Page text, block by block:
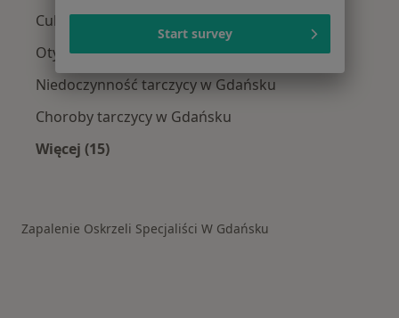
Cukrzyca w Gdańsku
Otyłość w Gdańsku
Niedoczynność tarczycy w Gdańsku
Choroby tarczycy w Gdańsku
Więcej (15)
Zapalenie Oskrzeli Specjaliści W Gdańsku
Start survey